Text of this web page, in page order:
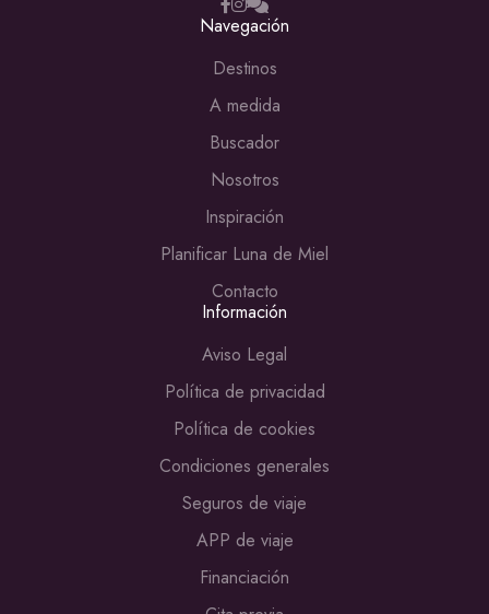
Navegación
Destinos
A medida
Buscador
Nosotros
Inspiración
Planificar Luna de Miel
Contacto
Información
Aviso Legal
Política de privacidad
Política de cookies
Condiciones generales
Seguros de viaje
APP de viaje
Financiación